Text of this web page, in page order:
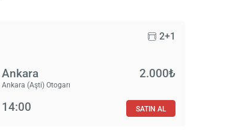
2+1
Ankara
Ankara (Aşti) Otogarı
2.000₺
14:00 SATIN AL